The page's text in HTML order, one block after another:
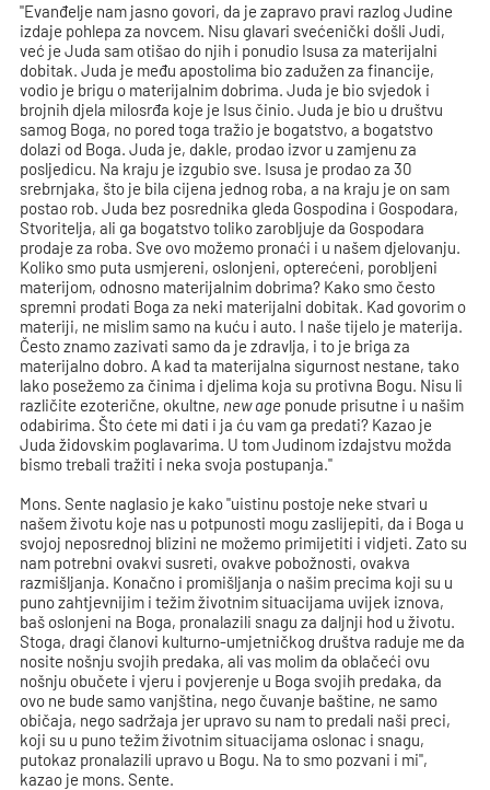
"Evanđelje nam jasno govori, da je zapravo pravi razlog Judine
izdaje pohlepa za novcem. Nisu glavari svećenički došli Judi,
već je Juda sam otišao do njih i ponudio Isusa za materijalni
dobitak. Juda je među apostolima bio zadužen za financije,
vodio je brigu o materijalnim dobrima. Juda je bio svjedok i
brojnih djela milosrđa koje je Isus činio. Juda je bio u društvu
samog Boga, no pored toga tražio je bogatstvo, a bogatstvo
dolazi od Boga. Juda je, dakle, prodao izvor u zamjenu za
posljedicu. Na kraju je izgubio sve. Isusa je prodao za 30
srebrnjaka, što je bila cijena jednog roba, a na kraju je on sam
postao rob. Juda bez posrednika gleda Gospodina i Gospodara,
Stvoritelja, ali ga bogatstvo toliko zarobljuje da Gospodara
prodaje za roba. Sve ovo možemo pronaći i u našem djelovanju.
Koliko smo puta usmjereni, oslonjeni, opterećeni, porobljeni
materijom, odnosno materijalnim dobrima? Kako smo često
spremni prodati Boga za neki materijalni dobitak. Kad govorim o
materiji, ne mislim samo na kuću i auto. I naše tijelo je materija.
Često znamo zazivati samo da je zdravlja, i to je briga za
materijalno dobro. A kad ta materijalna sigurnost nestane, tako
lako posežemo za činima i djelima koja su protivna Bogu. Nisu li
različite ezoterične, okultne, new age ponude prisutne i u našim
odabirima. Što ćete mi dati i ja ću vam ga predati? Kazao je
Juda židovskim poglavarima. U tom Judinom izdajstvu možda
bismo trebali tražiti i neka svoja postupanja."
Mons. Sente naglasio je kako "uistinu postoje neke stvari u
našem životu koje nas u potpunosti mogu zaslijepiti, da i Boga u
svojoj neposrednoj blizini ne možemo primijetiti i vidjeti. Zato su
nam potrebni ovakvi susreti, ovakve pobožnosti, ovakva
razmišljanja. Konačno i promišljanja o našim precima koji su u
puno zahtjevnijim i težim životnim situacijama uvijek iznova,
baš oslonjeni na Boga, pronalazili snagu za daljnji hod u životu.
Stoga, dragi članovi kulturno-umjetničkog društva raduje me da
nosite nošnju svojih predaka, ali vas molim da oblačeći ovu
nošnju obučete i vjeru i povjerenje u Boga svojih predaka, da
ovo ne bude samo vanjština, nego čuvanje baštine, ne samo
običaja, nego sadržaja jer upravo su nam to predali naši preci,
koji su u puno težim životnim situacijama oslonac i snagu,
putokaz pronalazili upravo u Bogu. Na to smo pozvani i mi",
kazao je mons. Sente.